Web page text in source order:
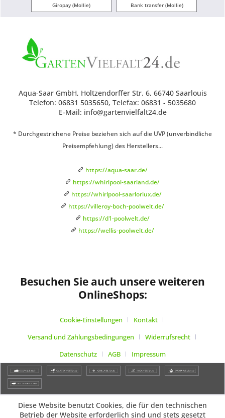
Giropay (Mollie) Bank transfer (Mollie)
Aqua-Saar GmbH, Holtzendorffer Str. 6, 66740 Saarlouis
Telefon: 06831 5035650, Telefax: 06831 - 5035680
E-Mail: info@gartenvielfalt24.de
* Durchgestrichene Preise beziehen sich auf die UVP (unverbindliche
Preisempfehlung) des Herstellers...
https://aqua-saar.de/
https://whirlpool-saarland.de/
https://whirlpool-saarlorlux.de/
https://villeroy-boch-poolwelt.de/
https://d1-poolwelt.de/
https://wellis-poolwelt.de/
Besuchen Sie auch unsere weiteren
OnlineShops:
Cookie-Einstellungen
Kontakt
Versand und Zahlungsbedingungen
Widerrufsrecht
Datenschutz
AGB Impressum
Diese Website benutzt Cookies, die für den technischen
Betrieb der Website erforderlich sind und stets gesetzt